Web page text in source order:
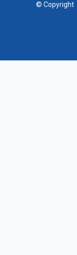
© Copyright